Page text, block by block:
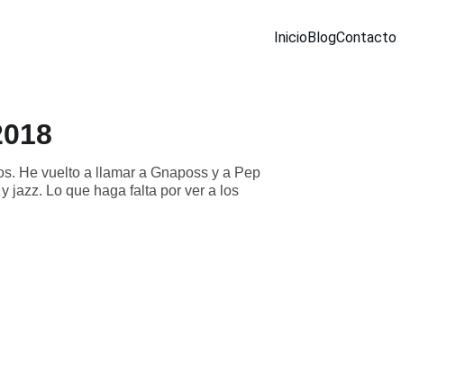
InicioBlogContacto
He vuelto a llamar a Gnaposs y a Pep
jazz. Lo que haga falta por ver a los